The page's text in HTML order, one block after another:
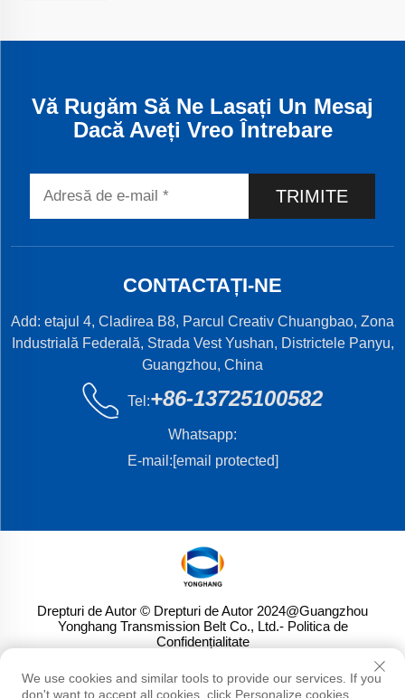
Vă Rugăm Să Ne Lasați Un Mesaj
Dacă Aveți Vreo Întrebare
TRIMITE
CONTACTAȚI-NE
Add: etajul 4, Cladirea B8, Parcul Creativ Chuangbao, Zona
Industrială Federală, Strada Vest Yushan, Districtele Panyu,
Guangzhou, China
Tel:+86-13725100582
Whatsapp:
E-mail:[email protected]
Drepturi de Autor © Drepturi de Autor 2024@Guangzhou
Yonghang Transmission Belt Co., Ltd.- Politica de
Confidențialitate
We use cookies and similar tools to provide our services. If you
don't want to accept all cookies, click Personalize cookies.